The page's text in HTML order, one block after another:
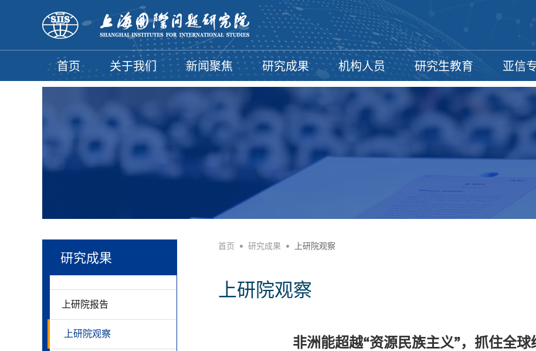
首页 关于我们 新闻聚焦 研究成果 机构人员 研究生教育 亚信
研究成果
上研院报告
上研院观察
首页 • 研究成果 • 上研院观察
上研院观察
非洲能超越“资源民族主义”，抓住全球